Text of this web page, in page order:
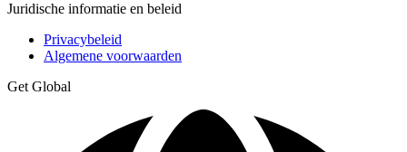
Juridische informatie en beleid
Privacybeleid
Algemene voorwaarden
Get Global